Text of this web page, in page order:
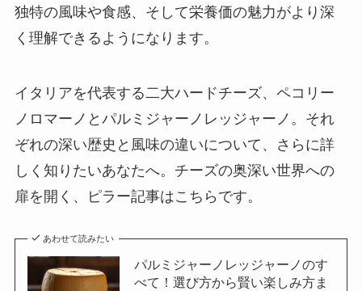
独特の風味や食感、そして栄養価の魅力がより深
く理解できるようになります。
イタリアを代表する二大ハードチーズ、ペコリー
ノロマーノとパルミジャーノレッジャーノ。それ
ぞれの深い歴史と風味の違いについて、さらに詳
しく知りたいあなたへ。チーズの奥深い世界への
扉を開く、ピラー記事はこちらです。
あわせて読みたい
パルミジャーノレッジャーノのす
べて！選び方から賢い楽しみ方ま